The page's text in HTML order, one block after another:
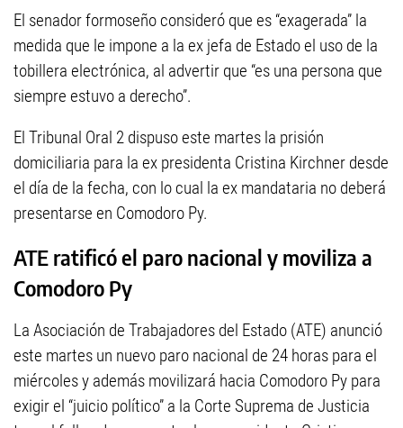
El senador formoseño consideró que es “exagerada” la
medida que le impone a la ex jefa de Estado el uso de la
tobillera electrónica, al advertir que “es una persona que
siempre estuvo a derecho”.
El Tribunal Oral 2 dispuso este martes la prisión
domiciliaria para la ex presidenta Cristina Kirchner desde
el día de la fecha, con lo cual la ex mandataria no deberá
presentarse en Comodoro Py.
ATE ratificó el paro nacional y moviliza a
Comodoro Py
La Asociación de Trabajadores del Estado (ATE) anunció
este martes un nuevo paro nacional de 24 horas para el
miércoles y además movilizará hacia Comodoro Py para
exigir el “juicio político” a la Corte Suprema de Justicia